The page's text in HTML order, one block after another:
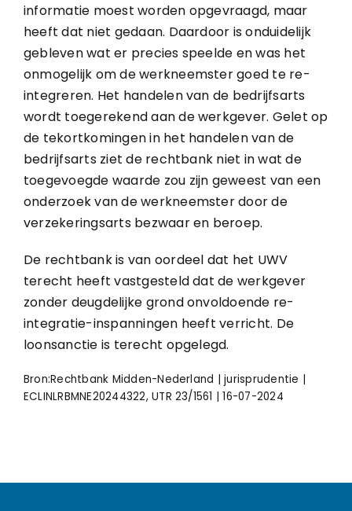
informatie moest worden opgevraagd, maar
heeft dat niet gedaan. Daardoor is onduidelijk
gebleven wat er precies speelde en was het
onmogelijk om de werkneemster goed te re-
integreren. Het handelen van de bedrijfsarts
wordt toegerekend aan de werkgever. Gelet op
de tekortkomingen in het handelen van de
bedrijfsarts ziet de rechtbank niet in wat de
toegevoegde waarde zou zijn geweest van een
onderzoek van de werkneemster door de
verzekeringsarts bezwaar en beroep.
De rechtbank is van oordeel dat het UWV
terecht heeft vastgesteld dat de werkgever
zonder deugdelijke grond onvoldoende re-
integratie-inspanningen heeft verricht. De
loonsanctie is terecht opgelegd.
Bron:Rechtbank Midden-Nederland | jurisprudentie |
ECLINLRBMNE20244322, UTR 23/1561 | 16-07-2024